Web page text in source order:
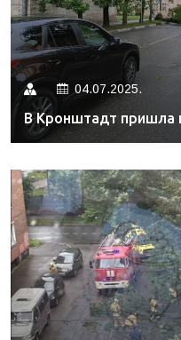
04.07.2025.
В Кронштадт пришла